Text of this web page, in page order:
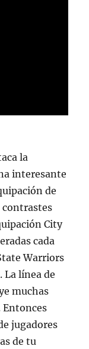
la
interesante
de
contrastes
City
cada
Warriors
La línea de
muchas
Entonces
jugadores
de tu